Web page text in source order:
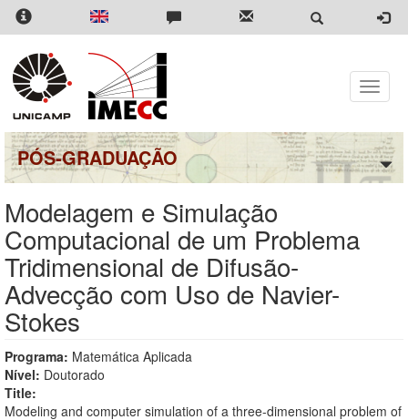
Pular
para
conteúdo
principal
Toggle
PÓS-GRADUAÇÃO
Modelagem e Simulação
Computacional de um Problema
Tridimensional de Difusão-
Advecção com Uso de Navier-
Stokes
Programa: Matemática Aplicada
Nível: Doutorado
Title:
Modeling and computer simulation of a three-dimensional problem of